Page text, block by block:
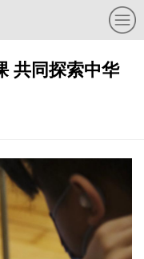
共同探索中华